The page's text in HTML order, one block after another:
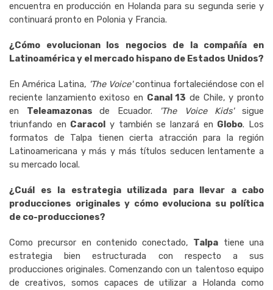
encuentra en producción en Holanda para su segunda serie y
continuará pronto en Polonia y Francia.
¿Cómo evolucionan los negocios de la compañía en
Latinoamérica y el mercado hispano de Estados Unidos?
En América Latina, 'The Voice'continua fortaleciéndose con el
reciente lanzamiento exitoso en Canal 13 de Chile, y pronto
en Teleamazonasde Ecuador. 'The Voice Kids'sigue
triunfando en Caracol y también se lanzará en Globo. Los
formatos de Talpa tienen cierta atracción para la región
Latinoamericana y más y más títulos seducen lentamente a
su mercado local.
¿Cuál es la estrategia utilizada para llevar a cabo
producciones originales y cómo evoluciona su política
de co-producciones?
Como precursor en contenido conectado, Talpa tiene una
estrategia bien estructurada con respecto a sus
producciones originales. Comenzando con un talentoso equipo
de creativos, somos capaces de utilizar a Holanda como